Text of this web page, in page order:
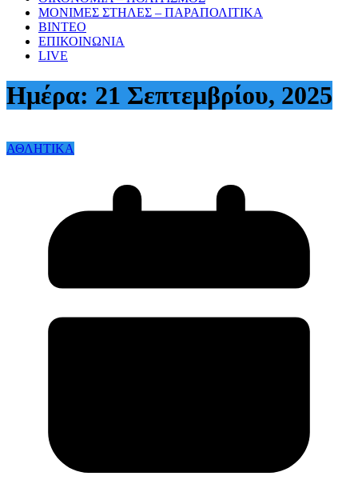
ΜΟΝΙΜΕΣ ΣΤΗΛΕΣ – ΠΑΡΑΠΟΛΙΤΙΚΑ
ΒΙΝΤΕΟ
ΕΠΙΚΟΙΝΩΝΙΑ
LIVE
Ημέρα: 21 Σεπτεμβρίου, 2025
ΑΘΛΗΤΙΚΑ